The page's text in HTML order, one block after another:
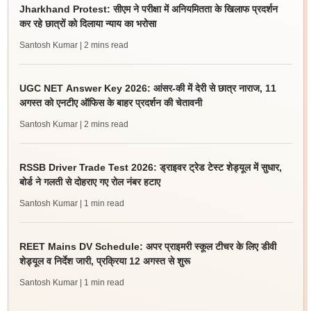
Jharkhand Protest: सीएम ने परीक्षा में अनियमितता के खिलाफ प्रदर्शन
कर रहे छात्रों को दिलाया न्याय का भरोसा
Santosh Kumar | 2 mins read
UGC NET Answer Key 2026: आंसर-की में देरी से छात्र नाराज, 11
अगस्त को एनटीए ऑफिस के बाहर प्रदर्शन की चेतावनी
Santosh Kumar | 2 mins read
RSSB Driver Trade Test 2026: ड्राइवर ट्रेड टेस्ट शेड्यूल में सुधार,
बोर्ड ने गलती से दोहराए गए रोल नंबर हटाए
Santosh Kumar | 1 min read
REET Mains DV Schedule: अपर प्राइमरी स्कूल टीचर के लिए डीवी
शेड्यूल व निर्देश जारी, प्रक्रिया 12 अगस्त से शुरू
Santosh Kumar | 1 min read